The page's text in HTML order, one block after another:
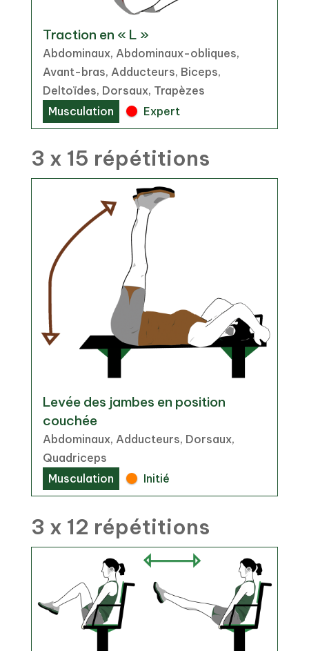
Traction en « L »
Abdominaux, Abdominaux-obliques,
Avant-bras, Adducteurs, Biceps,
Deltoïdes, Dorsaux, Trapèzes
Musculation
Expert
3 x 15 répétitions
Levée des jambes en position
couchée
Abdominaux, Adducteurs, Dorsaux,
Quadriceps
Musculation
Initié
3 x 12 répétitions